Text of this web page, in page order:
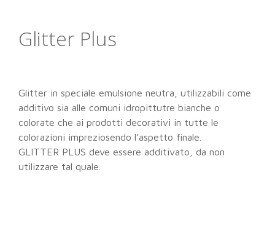
Glitter Plus
Glitter in speciale emulsione neutra, utilizzabili come
additivo sia alle comuni idropittutre bianche o
colorate che ai prodotti decorativi in tutte le
colorazioni impreziosendo l’aspetto finale.
GLITTER PLUS deve essere additivato, da non
utilizzare tal quale.